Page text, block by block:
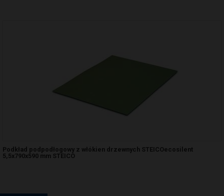
Podkład podpodłogowy z włókien drzewnych STEICOecosilent
5,5x790x590 mm STEICO